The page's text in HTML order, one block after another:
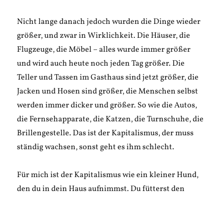
Nicht lange danach jedoch wurden die Dinge wieder
größer, und zwar in Wirklichkeit. Die Häuser, die
Flugzeuge, die Möbel – alles wurde immer größer
und wird auch heute noch jeden Tag größer. Die
Teller und Tassen im Gasthaus sind jetzt größer, die
Jacken und Hosen sind größer, die Menschen selbst
werden immer dicker und größer. So wie die Autos,
die Fernsehapparate, die Katzen, die Turnschuhe, die
Brillengestelle. Das ist der Kapitalismus, der muss
ständig wachsen, sonst geht es ihm schlecht.
Für mich ist der Kapitalismus wie ein kleiner Hund,
den du in dein Haus aufnimmst. Du fütterst den